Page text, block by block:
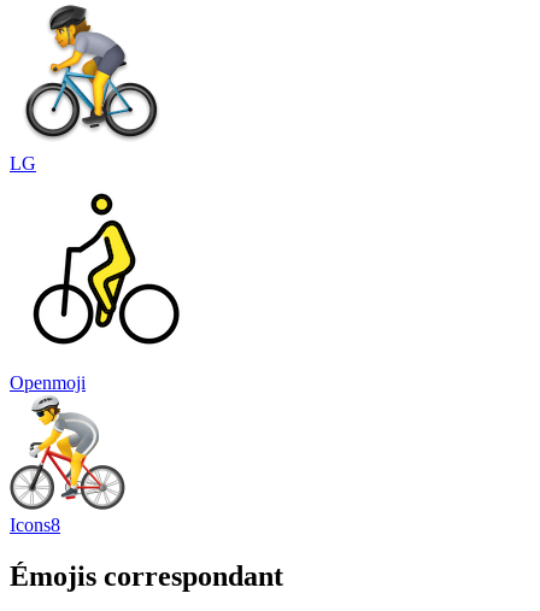
LG
Openmoji
Icons8
Émojis correspondant